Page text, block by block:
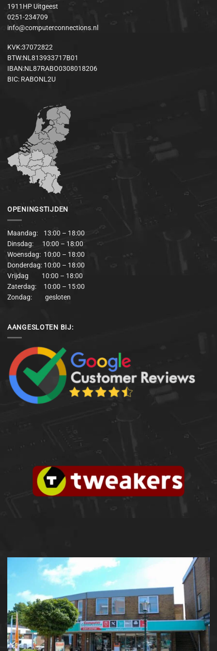
1911HP Uitgeest
0251-234709
info@computerconnections.nl
KVK:37072822
BTW:NL813933717B01
IBAN:NL87RABO0308018206
BIC: RABONL2U
OPENINGSTIJDEN
Maandag: 13:00 – 18:00
Dinsdag: 10:00 – 18:00
Woensdag: 10:00 – 18:00
Donderdag: 10:00 – 18:00
Vrijdag 10:00 – 18:00
Zaterdag: 10:00 – 15:00
Zondag: gesloten
AANGESLOTEN BIJ: